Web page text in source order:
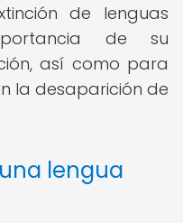
de lenguas
de su
así como para
la desaparición de
lengua